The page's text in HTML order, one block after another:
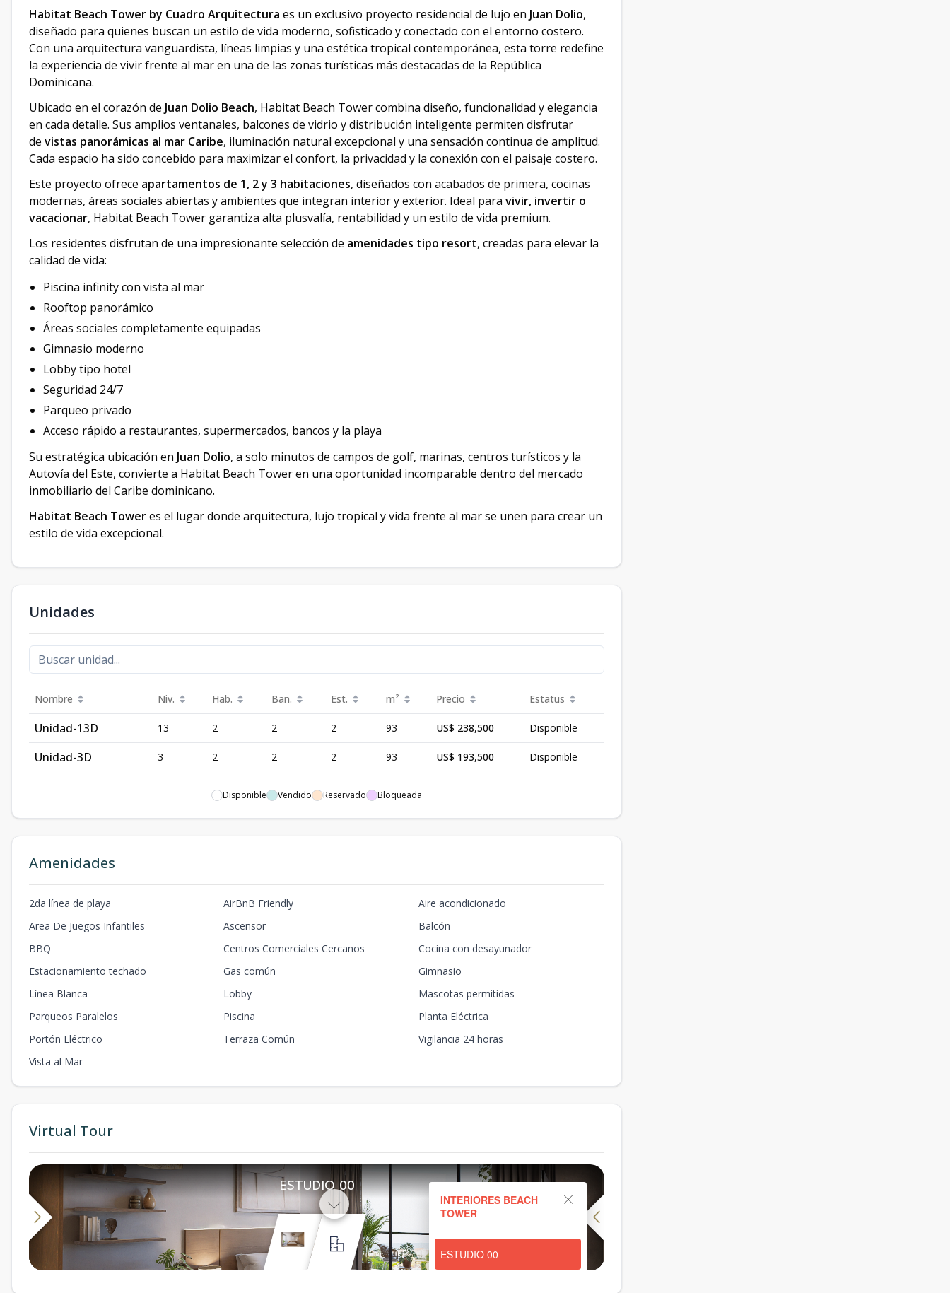
Habitat Beach Tower by Cuadro Arquitectura es un exclusivo proyecto residencial de lujo en Juan Dolio,
diseñado para quienes buscan un estilo de vida moderno, sofisticado y conectado con el entorno costero.
Con una arquitectura vanguardista, líneas limpias y una estética tropical contemporánea, esta torre redefine
la experiencia de vivir frente al mar en una de las zonas turísticas más destacadas de la República
Dominicana.
Ubicado en el corazón de Juan Dolio Beach, Habitat Beach Tower combina diseño, funcionalidad y elegancia
en cada detalle. Sus amplios ventanales, balcones de vidrio y distribución inteligente permiten disfrutar
de vistas panorámicas al mar Caribe, iluminación natural excepcional y una sensación continua de amplitud.
Cada espacio ha sido concebido para maximizar el confort, la privacidad y la conexión con el paisaje costero.
Este proyecto ofrece apartamentos de 1, 2 y 3 habitaciones, diseñados con acabados de primera, cocinas
modernas, áreas sociales abiertas y ambientes que integran interior y exterior. Ideal para vivir, invertir o
vacacionar, Habitat Beach Tower garantiza alta plusvalía, rentabilidad y un estilo de vida premium.
Los residentes disfrutan de una impresionante selección de amenidades tipo resort, creadas para elevar la
calidad de vida:
Piscina infinity con vista al mar
Rooftop panorámico
Áreas sociales completamente equipadas
Gimnasio moderno
Lobby tipo hotel
Seguridad 24/7
Parqueo privado
Acceso rápido a restaurantes, supermercados, bancos y la playa
Su estratégica ubicación en Juan Dolio, a solo minutos de campos de golf, marinas, centros turísticos y la
Autovía del Este, convierte a Habitat Beach Tower en una oportunidad incomparable dentro del mercado
inmobiliario del Caribe dominicano.
Habitat Beach Toweres el lugar donde arquitectura, lujo tropical y vida frente al mar se unen para crear un
estilo de vida excepcional.
Unidades
Nombre Niv. Hab. Ban. Est. m² Precio Estatus
Unidad-13D 13 2 2 2 93 US$ 238,500 Disponible
Unidad-3D 3 2 2 2 93 US$ 193,500 Disponible
Disponible Vendido Reservado Bloqueada
Amenidades
2da línea de playa AirBnB Friendly
Aire acondicionado
Area De Juegos Infantiles
Ascensor
Balcón
BBQ
Centros Comerciales Cercanos
Cocina con desayunador
Estacionamiento techado
Gas común
Gimnasio
Línea Blanca
Lobby
Mascotas permitidas
Parqueos Paralelos
Piscina
Planta Eléctrica
Portón Eléctrico
Terraza Común
Vigilancia 24 horas
Vista al Mar
Virtual Tour